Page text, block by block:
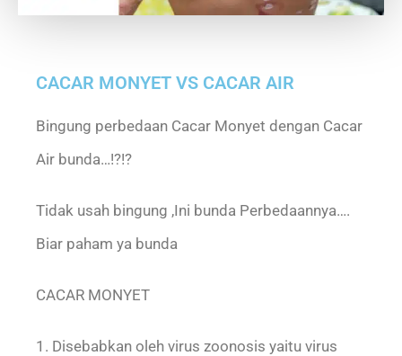
CACAR MONYET VS CACAR AIR
Bingung perbedaan Cacar Monyet dengan Cacar
Air bunda…!?!?
Tidak usah bingung ,Ini bunda Perbedaannya….
Biar paham ya bunda
CACAR MONYET
1. Disebabkan oleh virus zoonosis yaitu virus